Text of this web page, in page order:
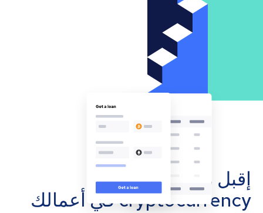
إقبل مدفوعات
cryptocurrency في أعمالك